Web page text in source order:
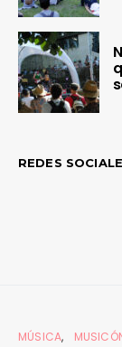
REDES
MÚSICA